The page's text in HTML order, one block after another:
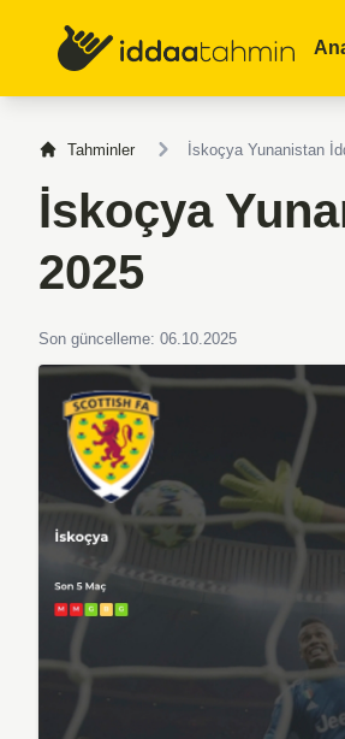
Tahminler İskoçya Yunanistan
İskoçya
2025
Son güncelleme: 06.10.2025